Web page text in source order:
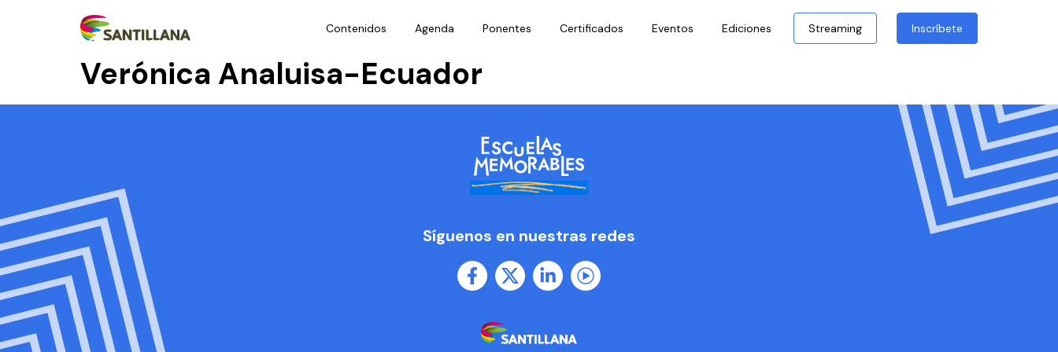
Contenidos Agenda Ponentes Certificados Eventos Ediciones Streaming Inscríbete
Verónica Analuisa-Ecuador
Síguenos en nuestras redes